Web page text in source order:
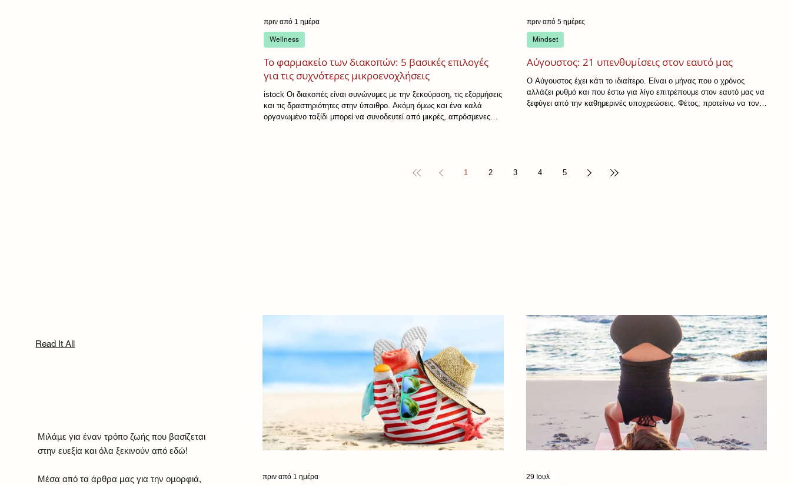
Το φαρμακείο των διακοπών: 5 βασικές επιλογές
για τις συχνότερες μικροενοχλήσεις
istock Οι διακοπές είναι συνώνυμες με την ξεκούραση, τις εξορμήσεις
και τις δραστηριότητες στην ύπαιθρο. Ακόμη όμως και ένα καλά
οργανωμένο ταξίδι μπορεί να συνοδευτεί από μικρές, απρόσμενες
ωστόσο, πρέπει να προσαρμόζεται στην ηλικία, σ
Wellness
πριν από 1 ημέρα
Αύγουστος: 21 υπενθυμίσεις στον εαυτό μας
Ο Αύγουστος έχει κάτι το ιδιαίτερο. Είναι ο μήνας που ο χρόνος
αλλάζει ρυθμό και που έστω για λίγο επιτρέπουμε στον εαυτό μας να
ξεφύγει από την καθημερινές υποχρεώσεις. Φέτος, προτείνω να τον
Mindset
πριν από 5 ημέρες
1 2 3 4 5
πριν από 1 ημέρα 29 Ιουλ
Read It All
Μιλάμε για έναν τρόπο ζωής που βασίζεται
στην ευεξία και όλα ξεκινούν από εδώ!
Μέσα από τα άρθρα μας για την ομορφιά,